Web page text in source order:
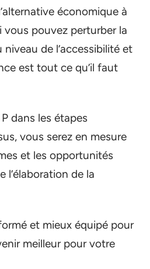
économique à
vous pouvez perturber la
de l’accessibilité et
est tout ce qu’il faut
dans les étapes
vous serez en mesure
et les opportunités
l’élaboration de la
et mieux équipé pour
meilleur pour votre